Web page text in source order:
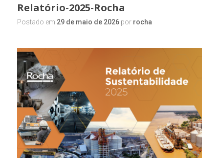
Relatório-2025-Rocha
Postado em 29 de maio de 2026 por rocha